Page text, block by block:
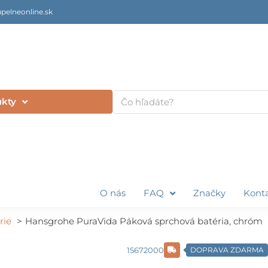
Vyhľadať
O nás FAQ Značky
Hansgrohe PuraVida Páková sprchová batéria, chróm
15672000 DOPRAVA ZDARMA